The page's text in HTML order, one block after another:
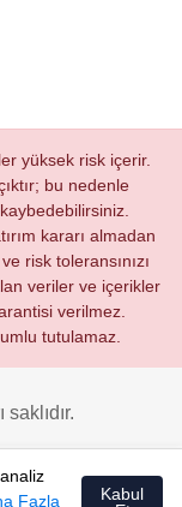
yüksek risk içerir.
bu nedenle
kaybedebilirsiniz.
kararı almadan
risk toleransınızı
veriler ve içerikler
verilmez.
tutulamaz.
Fazla
Kabul